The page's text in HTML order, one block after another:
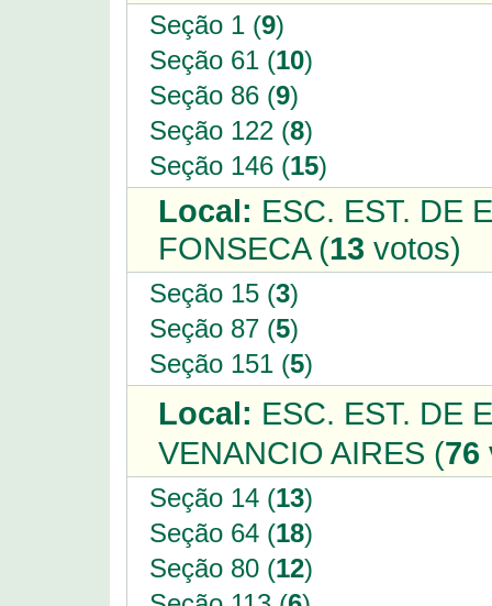
Seção 1 (9)
Seção 61 (10)
Seção 86 (9)
Seção 122 (8)
Seção 146 (15)
Local: ESC. EST. DE
FONSECA (13 votos)
Seção 15 (3)
Seção 87 (5)
Seção 151 (5)
Local: ESC. EST. DE
VENANCIO AIRES (76
Seção 14 (13)
Seção 64 (18)
Seção 80 (12)